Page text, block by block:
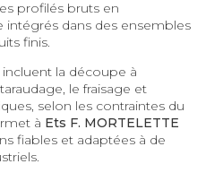
profilés bruts en
dans des ensembles
finis.
la découpe à
le fraisage et
selon les contraintes du
à Ets F. MORTELETTE
fiables et adaptées à de